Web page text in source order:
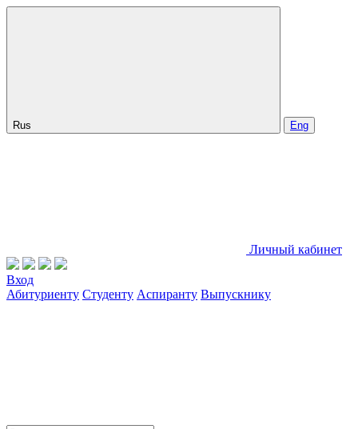
Rus Eng
Личный кабинет
Вход
Абитуриенту Студенту Аспиранту Выпускнику